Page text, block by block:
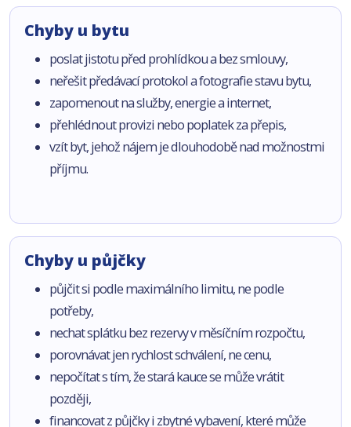
Chyby u bytu
poslat jistotu před prohlídkou a bez smlouvy,
neřešit předávací protokol a fotografie stavu bytu,
zapomenout na služby, energie a internet,
přehlédnout provizi nebo poplatek za přepis,
vzít byt, jehož nájem je dlouhodobě nad možnostmi
příjmu.
Chyby u půjčky
půjčit si podle maximálního limitu, ne podle
potřeby,
nechat splátku bez rezervy v měsíčním rozpočtu,
porovnávat jen rychlost schválení, ne cenu,
nepočítat s tím, že stará kauce se může vrátit
později,
financovat z půjčky i zbytné vybavení, které může